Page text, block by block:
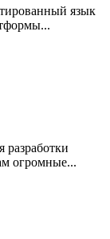
язык
огромные...